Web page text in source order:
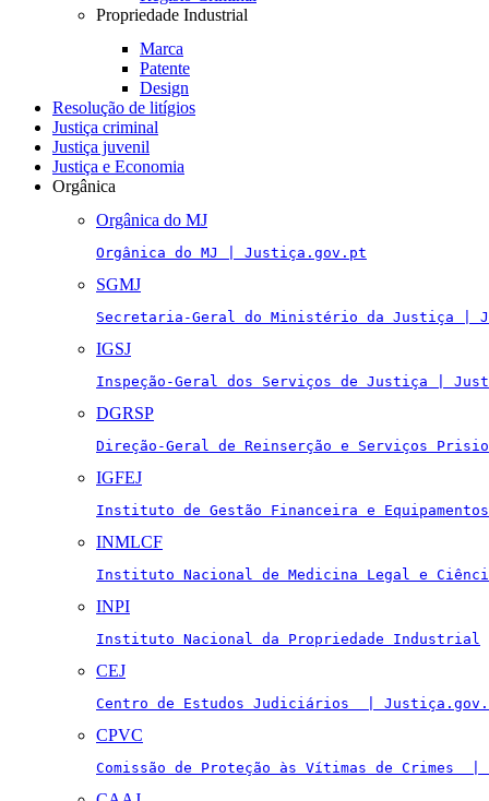
Propriedade Industrial
Marca
Patente
Design
Resolução de litígios
Justiça criminal
Justiça juvenil
Justiça e Economia
Orgânica
Orgânica do MJ
Orgânica do MJ | Justiça.gov.pt
SGMJ
Secretaria-Geral do Ministério da Justiça |
IGSJ
Inspeção-Geral dos Serviços de Justiça |
DGRSP
Direção-Geral de Reinserção e Serviços
IGFEJ
Instituto de Gestão Financeira e
INMLCF
Instituto Nacional de Medicina Legal e
INPI
Instituto Nacional da Propriedade Industrial
CEJ
Centro de Estudos Judiciários  |
CPVC
Comissão de Proteção às Vítimas de Crimes